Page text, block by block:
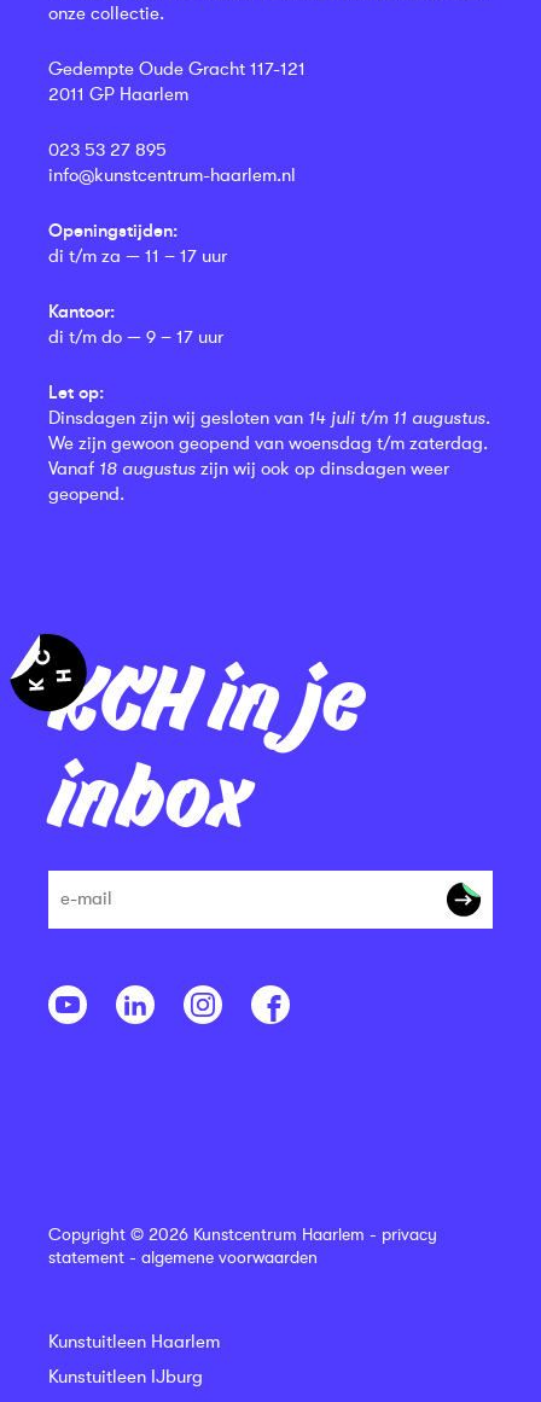
KCH in je
inbox
onze collectie.
Gedempte Oude Gracht 117-121
2011 GP Haarlem
023 53 27 895
info@kunstcentrum-haarlem.nl
Openingstijden:
di t/m za — 11 – 17 uur
Kantoor:
di t/m do — 9 – 17 uur
Let op:
Dinsdagen zijn wij gesloten van 14 juli t/m 11 augustus.
We zijn gewoon geopend van woensdag t/m zaterdag.
Vanaf 18 augustus zijn wij ook op dinsdagen weer
geopend.
Copyright © 2026 Kunstcentrum Haarlem - privacy
statement - algemene voorwaarden
Kunstuitleen Haarlem
Kunstuitleen IJburg